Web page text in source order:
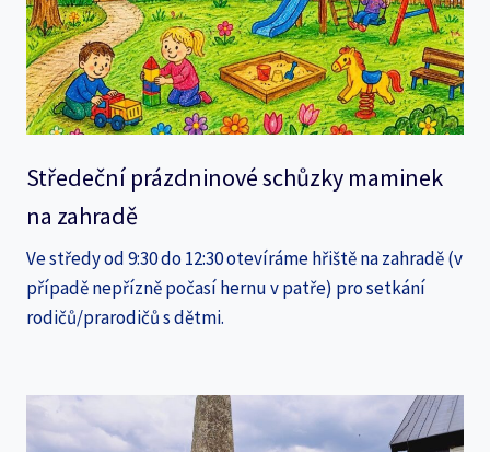
Středeční prázdninové schůzky maminek
na zahradě
Ve středy od 9:30 do 12:30 otevíráme hřiště na zahradě (v
případě nepřízně počasí hernu v patře) pro setkání
rodičů/prarodičů s dětmi.